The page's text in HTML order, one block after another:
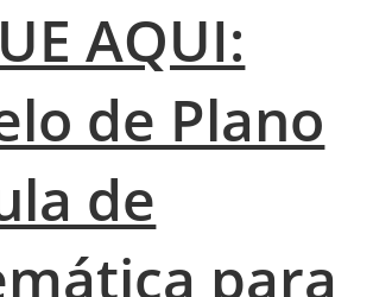
AQUI:
de Plano
de
para